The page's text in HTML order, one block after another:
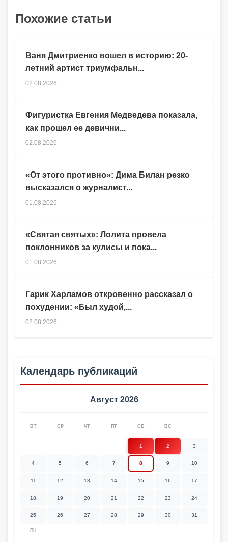
Похожие статьи
Гарик Харламов откровенно рассказал о
похудении: «Был худой,...
02.08.2026
Ваня Дмитриенко вошел в историю: 20-
летний артист триумфальн...
02.08.2026
Фигуристка Евгения Медведева показала,
как прошел ее девични...
02.08.2026
«От этого противно»: Дима Билан резко
высказался о журналист...
01.08.2026
«Святая святых»: Лолита провела
поклонников за кулисы и пока...
01.08.2026
Календарь публикаций
Август 2026
ПН
ВТ СР ЧТ ПТ СБ ВС
1 2 3
4 5 6 7 8 9 10
11 12 13 14 15 16 17
18 19 20 21 22 23 24
25 26 27 28 29 30 31